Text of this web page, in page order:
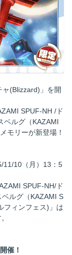
(Blizzard)」を開
SPUF-NH /ド
ベルグ（KAZAMI
モリーが新登場！
11/10（月）13：5
SPUF-NH/ド
ルグ（KAZAMI S
フィンフェス)」は
催！